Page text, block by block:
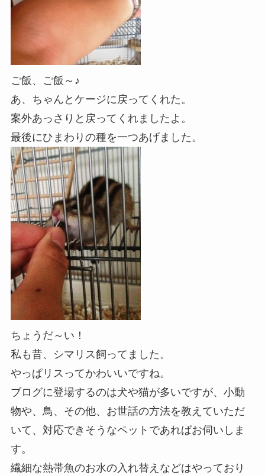
ご飯、ご飯～♪
あ、ちゃんとケージに戻ってくれた。
案外あっさりと戻ってくれましたよ。
最後にひまわりの種を一つあげました。
ちょうだ～い！
私も昔、シマリス飼ってました。
やっぱリスってかわいいですね。
ブログに登場するのは犬や猫が多いですが、小動
物や、鳥、その他、お世話の方法を教えていただ
いて、対応できそうなペットであればお伺いしま
す。
繊細な熱帯魚のお水の入れ替えなどはやっており